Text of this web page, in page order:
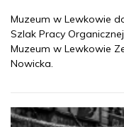
Muzeum w Lewkowie
Szlak Pracy
Muzeum w Lewkowie
Nowicka.